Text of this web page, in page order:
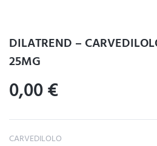
DILATREND –
25MG
0,00€
CARVEDILOLO